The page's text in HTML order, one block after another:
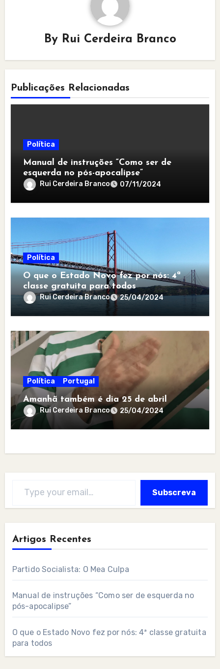
By Rui Cerdeira Branco
Publicações Relacionadas
Política
Manual de instruções “Como ser de
esquerda no pós-apocalipse”
Rui Cerdeira Branco 07/11/2024
Política
O que o Estado Novo fez por nós: 4ª
classe gratuita para todos
Rui Cerdeira Branco 25/04/2024
Política Portugal
Amanhã também é dia 25 de abril
Rui Cerdeira Branco 25/04/2024
Subscreva
Artigos Recentes
Partido Socialista: O Mea Culpa
Manual de instruções “Como ser de esquerda no
pós-apocalipse”
O que o Estado Novo fez por nós: 4ª classe gratuita
para todos